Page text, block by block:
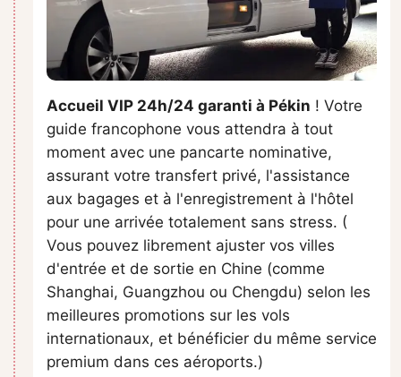
Accueil VIP 24h/24 garanti à Pékin ! Votre
guide francophone vous attendra à tout
moment avec une pancarte nominative,
assurant votre transfert privé, l'assistance
aux bagages et à l'enregistrement à l'hôtel
pour une arrivée totalement sans stress. (
Vous pouvez librement ajuster vos villes
d'entrée et de sortie en Chine (comme
Shanghai, Guangzhou ou Chengdu) selon les
meilleures promotions sur les vols
internationaux, et bénéficier du même service
premium dans ces aéroports.)